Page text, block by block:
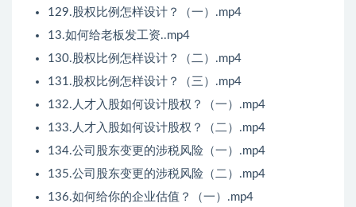
129.股权比例怎样设计？（一）.mp4
13.如何给老板发工资..mp4
130.股权比例怎样设计？（二）.mp4
131.股权比例怎样设计？（三）.mp4
132.人才入股如何设计股权？（一）.mp4
133.人才入股如何设计股权？（二）.mp4
134.公司股东变更的涉税风险（一）.mp4
135.公司股东变更的涉税风险（二）.mp4
136.如何给你的企业估值？（一）.mp4